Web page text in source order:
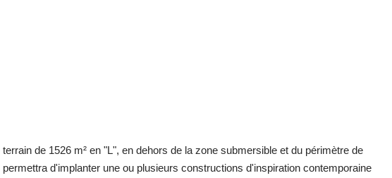
de 1526 m² en "L", en dehors de la zone submersible et du périmètre de
d'implanter une ou plusieurs constructions d'inspiration contemporaine